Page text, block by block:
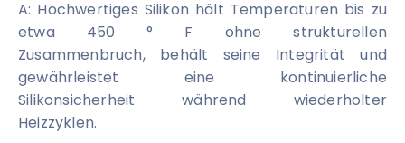
A: Hochwertiges Silikon hält Temperaturen bis zu
etwa 450 ° F ohne strukturellen
Zusammenbruch, behält seine Integrität und
gewährleistet eine kontinuierliche
Silikonsicherheit während wiederholter
Heizzyklen.